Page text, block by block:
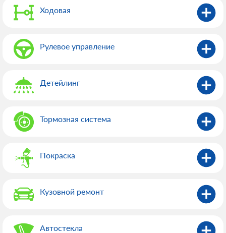
Ходовая
Рулевое управление
Детейлинг
Тормозная система
Покраска
Кузовной ремонт
Автостекла